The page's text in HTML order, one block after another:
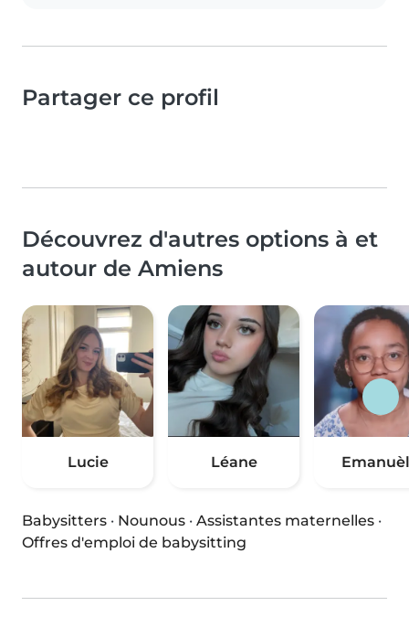
Partager ce profil
Découvrez d'autres options à et
autour de Amiens
Lucie Léane
Babysitters · Nounous · Assistantes maternelles ·
Offres d'emploi de babysitting